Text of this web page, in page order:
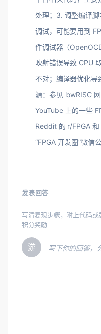
处理；3. 调整编译
调试，可能要用到
件调试器（
映射错误导致 CPU
不对；编译器优化导
源：参见 lowRISC
YouTube 上的一些
Reddit 的 r/FPGA
“FPGA 开发圈”微信公
发表回答
写清复现步骤，附上代码
积分奖励
游 写下你的回答，